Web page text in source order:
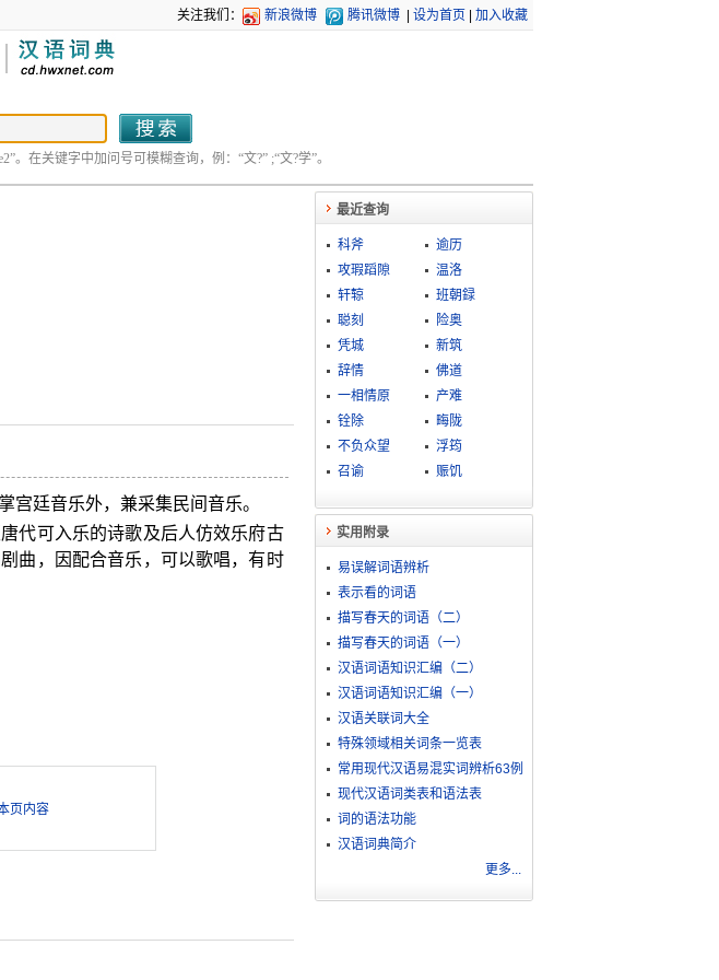
关注我们： 新浪微博 腾讯微博 设为首页 加入收藏
。在关键字中加问号可模糊查询，例：“文?” ;“文?学”。
廷音乐外，兼采集民间音乐。
代可入乐的诗歌及后人仿效乐府古
曲，因配合音乐，可以歌唱，有时
页内容
最近查询
科斧
逾历
攻瑕蹈隙
温洛
轩辌
班朝録
聪刻
险奥
凭城
新筑
辞情
佛道
一相情原
产难
铨除
畮陇
不负众望
浮筠
召谕
赈饥
实用附录
易误解词语辨析
表示看的词语
描写春天的词语（二）
描写春天的词语（一）
汉语词语知识汇编（二）
汉语词语知识汇编（一）
汉语关联词大全
特殊领域相关词条一览表
常用现代汉语易混实词辨析63例
现代汉语词类表和语法表
词的语法功能
汉语词典简介
更多...